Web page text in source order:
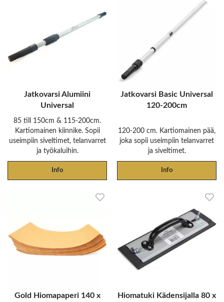
Jatkovarsi Alumiini
Universal
85 till 150cm & 115-200cm.
Kartiomainen kiinnike. Sopii
useimpiin siveltimet, telanvarret
ja työkaluihin.
Info
Jatkovarsi Basic Universal
120-200cm
120-200 cm. Kartiomainen pää,
joka sopii useimpiin telanvarret
ja siveltimet.
Info
Gold Hiomapaperi 140 x
Hiomatuki Kädensijalla 80 x